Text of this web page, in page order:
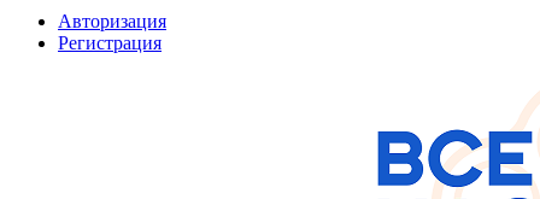
Авторизация
Регистрация